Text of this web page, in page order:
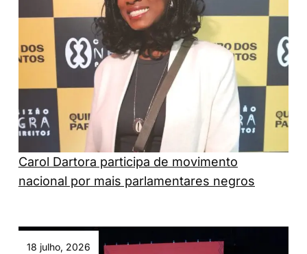
Carol Dartora participa de movimento
nacional por mais parlamentares negros
18 julho, 2026